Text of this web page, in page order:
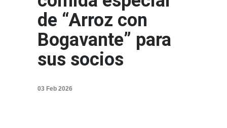
de “Arroz con
Bogavante” para
sus socios
03 Feb 2026